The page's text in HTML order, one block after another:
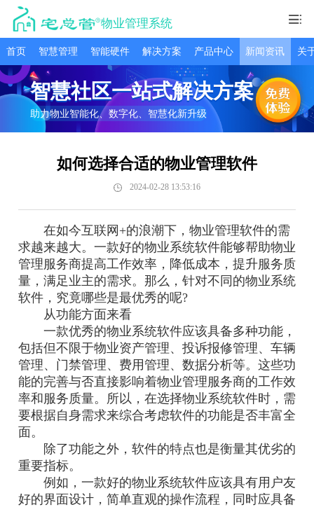
物业管理系统
首页 智慧管理 智能硬件 解决方案 产品中心 新闻资讯 关
智慧社区一站式解决方案
助力物业智能化、数字化、智慧化新升级
如何选择合适的物业管理软件
2024-02-28 13:53:16
在如今互联网+的浪潮下，物业管理软件的需
求越来越大。一款好的物业系统软件能够帮助物业
管理服务商提高工作效率，降低成本，提升服务质
量，满足业主的需求。那么，针对不同的物业系统
软件，究竟哪些是最优秀的呢?
从功能方面来看
一款优秀的物业系统软件应该具备多种功能，
包括但不限于物业资产管理、投诉报修管理、车辆
管理、门禁管理、费用管理、数据分析等。这些功
能的完善与否直接影响着物业管理服务商的工作效
率和服务质量。所以，在选择物业系统软件时，需
要根据自身需求来综合考虑软件的功能是否丰富全
面。
除了功能之外，软件的特点也是衡量其优劣的
重要指标。
例如，一款好的物业系统软件应该具有用户友
好的界面设计，简单直观的操作流程，同时应具备